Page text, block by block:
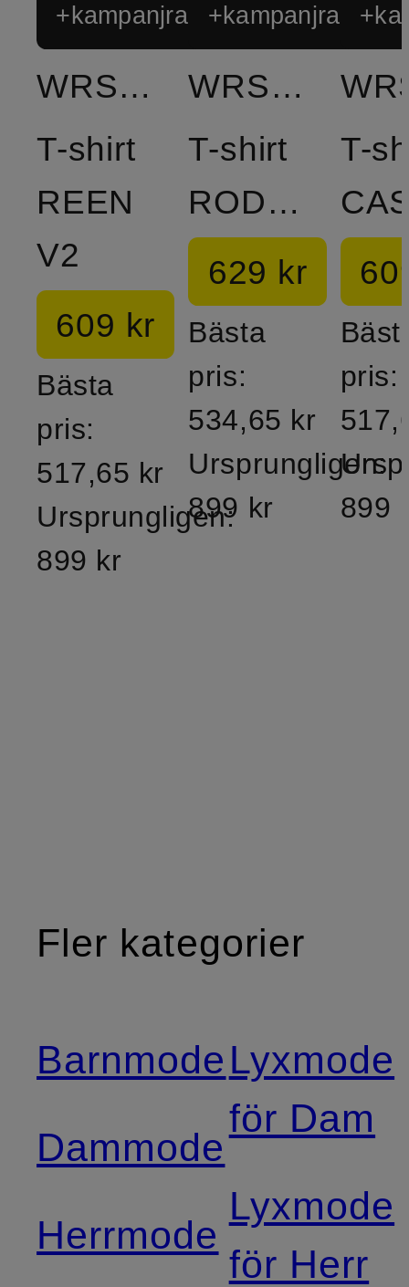
+kampanjrabatt
WRSTBHVR
T-shirt
REEN
V2
609 kr
Bästa
pris:
517,65 kr
Ursprungligen:
899 kr
+kampanjrabatt
WRSTBHVR
T-shirt
RODOLFO
629 kr
Bästa
pris:
534,65 kr
Ursprungligen:
899 kr
T-
pris:
899
Fler kategorier
Barnmode
Dammode
Herrmode
Lyxmode
för Dam
Lyxmode
för Herr